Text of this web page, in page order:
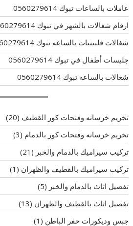
عاملات بالساعات تبوك 0560279614
ارقام شغالات بالشهر في تبوك 0560279614
شغالات فلبينيات بالساعه تبوك 0560279614
جليسات أطفال في تبوك 0560279614
شغالات بالساعه تبوك 0560279614
تخريم خرسانه وفتحات كور القطيف (20)
تخريم خرسانه وفتحات كور بالدمام (3)
تركيب سيراميك بالدمام والخبر (21)
تركيب سيراميك بالقطيف والظهران (1)
تفصيل اثاث بالدمام والخبر (5)
تفصيل اثاث بالقطيف والظهران (13)
جبس وديكورات حفر الباطن (1)